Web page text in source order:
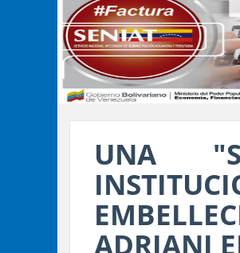
UNA
ADRIANI